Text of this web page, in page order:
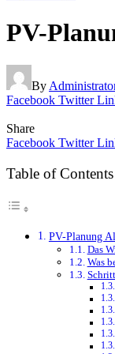
PV-
By
Facebook Twitter
Share
Facebook Twitter
Table of Contents
PV-Planung
Das
Was